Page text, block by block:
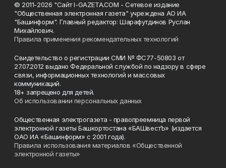
© 2011-2026 "Сайт I-GAZETA.COM - Сетевое издание
"Общественная электронная газета" учреждена АО ИА
"Башинформ". Главный редактор: Шарафутдинов Руслан
Михайлович.
Правила применения рекомендательных технологий
Свидетельство о регистрации СМИ № ФС77-50803 от
27.07.2012 выдано Федеральной службой по надзору в сфере
связи, информационных технологий и массовых
коммуникаций.
18+ запрещено для детей.
Об использовании персональных данных
Общественная электрогазета - правопреемница первой
электронной газеты Башкортостана «БАШвестЪ» (издается
ОАО ИА «Башинформ» с 2001 года).
Правила использования материалов «Общественной
электронной газеты»